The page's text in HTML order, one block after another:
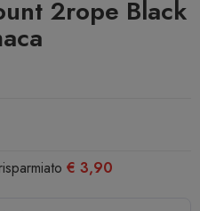
2rope Black
€ 3,90